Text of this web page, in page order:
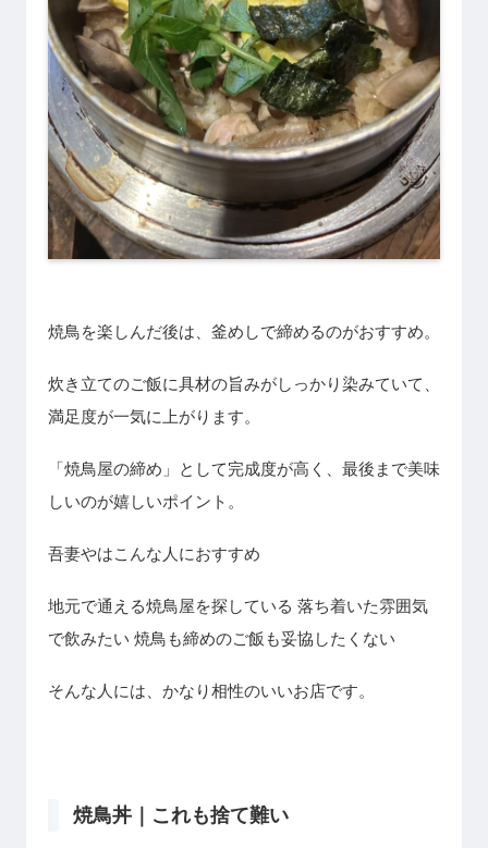
焼鳥を楽しんだ後は、釜めしで締めるのがおすすめ。
炊き立てのご飯に具材の旨みがしっかり染みていて、
満足度が一気に上がります。
「焼鳥屋の締め」として完成度が高く、最後まで美味
しいのが嬉しいポイント。
吾妻やはこんな人におすすめ
地元で通える焼鳥屋を探している 落ち着いた雰囲気
で飲みたい 焼鳥も締めのご飯も妥協したくない
そんな人には、かなり相性のいいお店です。
焼鳥丼｜これも捨て難い